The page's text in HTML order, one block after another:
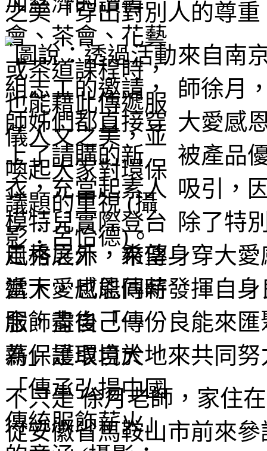
之美「穿出對別人的尊
來自南
師徐月
大愛感
被產品
吸引，
除了特
風格之外，希望身穿大
當下，也能同時發揮自
念，盡自己一份良能來
為保護環境大地來共同努
不只是 徐月老師，家住
從安徽省馬鞍山市前來